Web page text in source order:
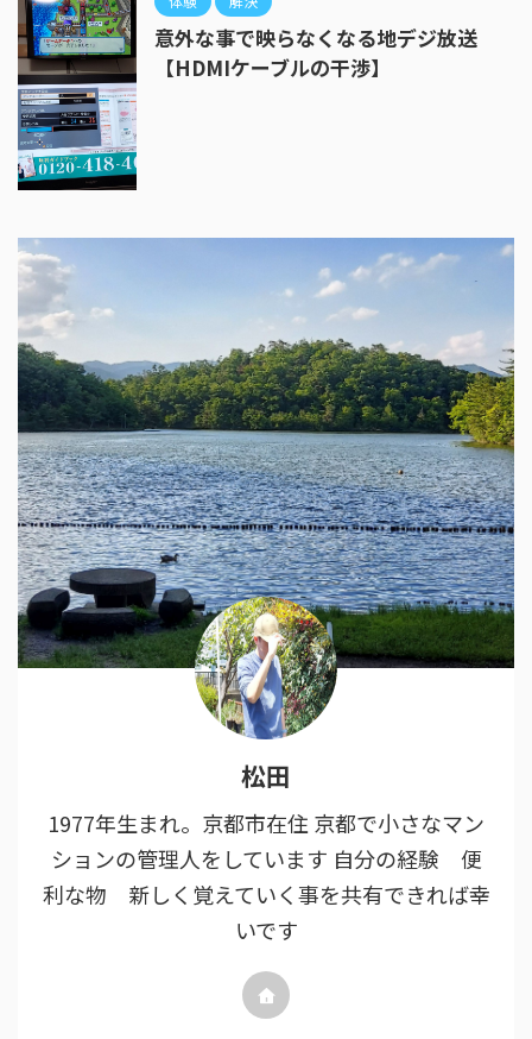
意外な事で映らなくなる地デジ放送
【HDMIケーブルの干渉】
松田
1977年生まれ。京都市在住 京都で小さなマン
ションの管理人をしています 自分の経験 便
利な物 新しく覚えていく事を共有できれば幸
いです